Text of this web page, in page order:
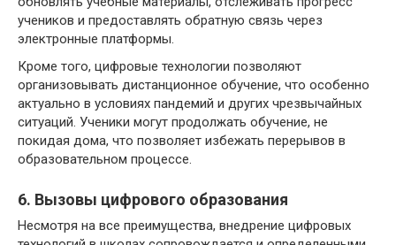
учеников и предоставлять обратную связь через
электронные платформы.
Кроме того, цифровые технологии позволяют
организовывать дистанционное обучение, что особенно
актуально в условиях пандемий и других чрезвычайных
ситуаций. Ученики могут продолжать обучение, не
покидая дома, что позволяет избежать перерывов в
образовательном процессе.
6. Вызовы цифрового образования
Несмотря на все преимущества, внедрение цифровых